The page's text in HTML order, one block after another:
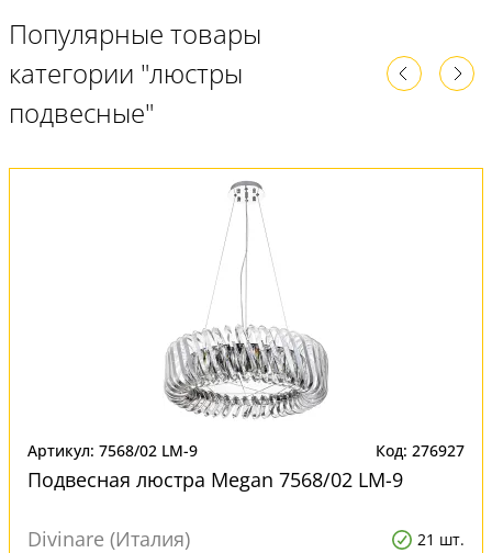
Популярные товары
категории "люстры
подвесные"
Артикул: 7568/02 LM-9 Код: 276927
Подвесная люстра Megan 7568/02 LM-9
Divinare (Италия) 21 шт.